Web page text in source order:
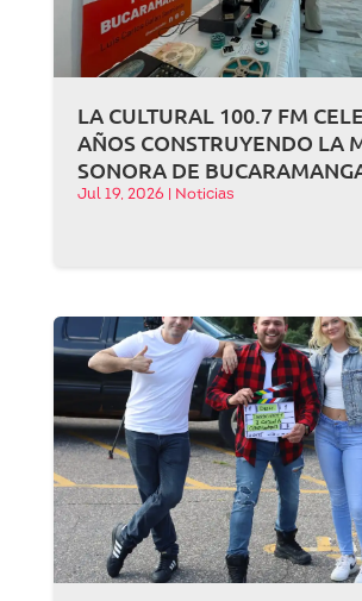
LA CULTURAL 100.7 FM
AÑOS CONSTRUYENDO LA
SONORA DE
Jul 19, 2026 Noticias